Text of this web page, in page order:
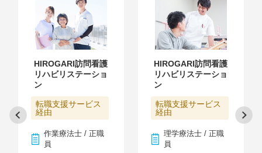
HIROGARI訪問看護
リハビリステーショ
ン
転職支援サービス
経由
作業療法士 / 正職
員
HIROGARI訪問看護
リハビリステーショ
ン
転職支援サービス
経由
理学療法士 / 正職
員